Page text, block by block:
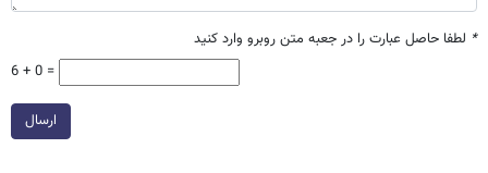
* لطفا حاصل عبارت را در جعبه متن روبرو وارد کنید
6 + 0 =
ارسال